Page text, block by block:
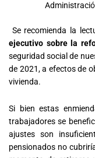
Se recomienda la
ejecutivo sobre la
seguridad social de
de 2021, a efectos de
vivienda.
Si bien estas
trabajadores se
ajustes son
pensionados no